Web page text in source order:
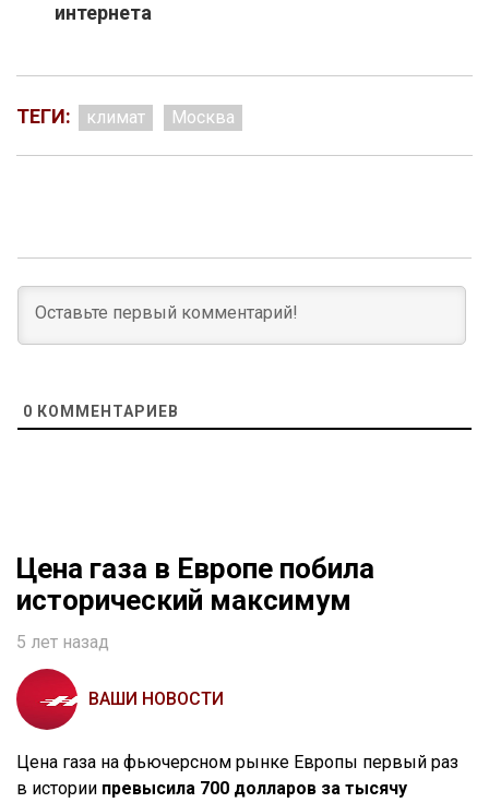
интернета
ТЕГИ: климат Москва
0 КОММЕНТАРИЕВ
Цена газа в Европе побила
исторический максимум
5 лет назад
ВАШИ НОВОСТИ
Цена газа на фьючерсном рынке Европы первый раз
в истории превысила 700 долларов за тысячу